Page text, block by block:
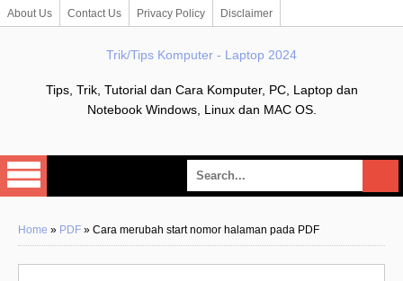
About Us Contact Us Privacy Policy Disclaimer
Trik/Tips Komputer - Laptop 2024
Tips, Trik, Tutorial dan Cara Komputer, PC, Laptop dan
Notebook Windows, Linux dan MAC OS.
Home » PDF » Cara merubah start nomor halaman pada PDF